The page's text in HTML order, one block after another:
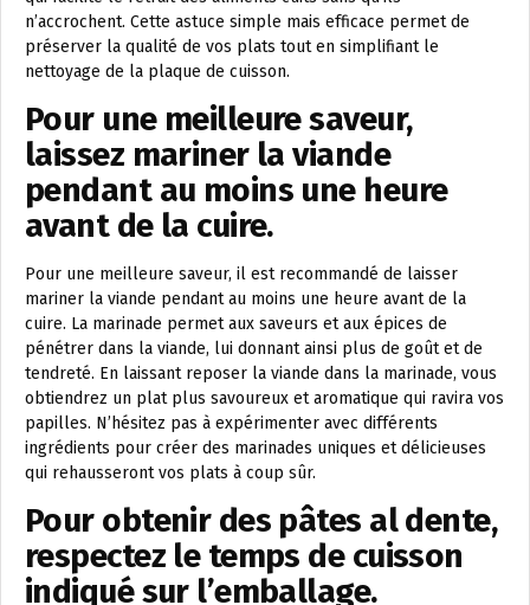
n’accrochent. Cette astuce simple mais efficace permet de
préserver la qualité de vos plats tout en simplifiant le
nettoyage de la plaque de cuisson.
Pour une meilleure saveur,
laissez mariner la viande
pendant au moins une heure
avant de la cuire.
Pour une meilleure saveur, il est recommandé de laisser
mariner la viande pendant au moins une heure avant de la
cuire. La marinade permet aux saveurs et aux épices de
pénétrer dans la viande, lui donnant ainsi plus de goût et de
tendreté. En laissant reposer la viande dans la marinade, vous
obtiendrez un plat plus savoureux et aromatique qui ravira vos
papilles. N’hésitez pas à expérimenter avec différents
ingrédients pour créer des marinades uniques et délicieuses
qui rehausseront vos plats à coup sûr.
Pour obtenir des pâtes al dente,
respectez le temps de cuisson
indiqué sur l’emballage.